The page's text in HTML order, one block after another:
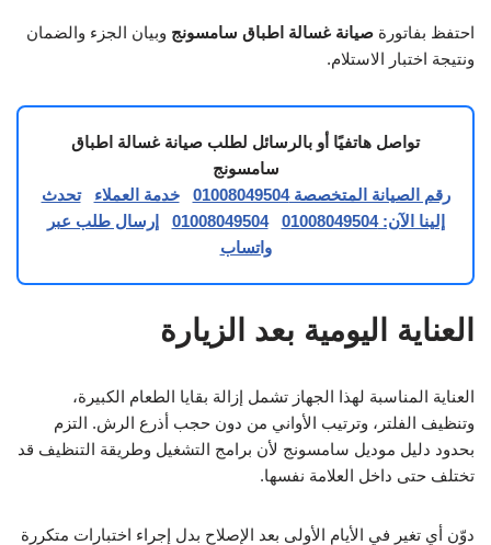
احتفظ بفاتورة صيانة غسالة اطباق سامسونج وبيان الجزء والضمان
ونتيجة اختبار الاستلام.
تواصل هاتفيًا أو بالرسائل لطلب صيانة غسالة اطباق
سامسونج
رقم الصيانة المتخصصة 01008049504
خدمة العملاء
تحدث
إلينا الآن: 01008049504
01008049504
إرسال طلب عبر
واتساب
العناية اليومية بعد الزيارة
العناية المناسبة لهذا الجهاز تشمل إزالة بقايا الطعام الكبيرة،
وتنظيف الفلتر، وترتيب الأواني من دون حجب أذرع الرش. التزم
بحدود دليل موديل سامسونج لأن برامج التشغيل وطريقة التنظيف قد
تختلف حتى داخل العلامة نفسها.
دوّن أي تغير في الأيام الأولى بعد الإصلاح بدل إجراء اختبارات متكررة